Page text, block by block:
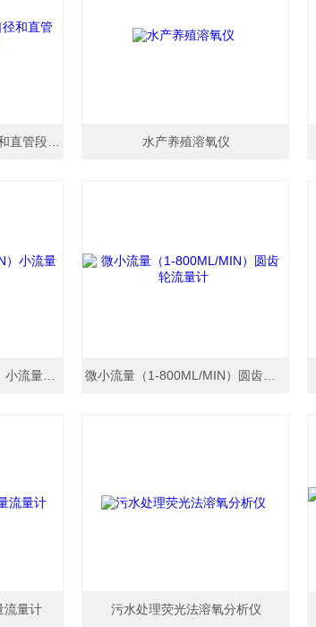
水产养殖溶氧仪
流量计 污水处理荧光法溶氧分析仪